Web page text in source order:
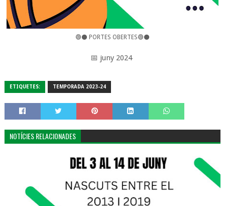
🟢⚫️ PORTES OBERTES🟢⚫️
📅 juny 2024
ETIQUETES: TEMPORADA 2023-24
NOTÍCIES RELACIONADES